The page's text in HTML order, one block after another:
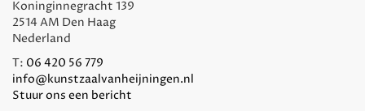
Koninginnegracht 139
2514 AM Den Haag
Nederland
T: 06 420 56 779
info@kunstzaalvanheijningen.nl
Stuur ons een bericht